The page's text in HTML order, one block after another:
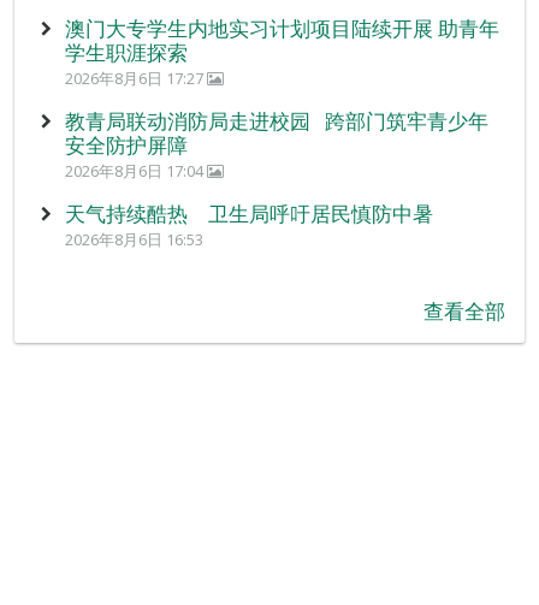
澳门大专学生内地实习计划项目陆续开展 助青年
学生职涯探索
2026年8月6日 17:27
教青局联动消防局走进校园 跨部门筑牢青少年
安全防护屏障
2026年8月6日 17:04
天气持续酷热 卫生局呼吁居民慎防中暑
2026年8月6日 16:53
查看全部